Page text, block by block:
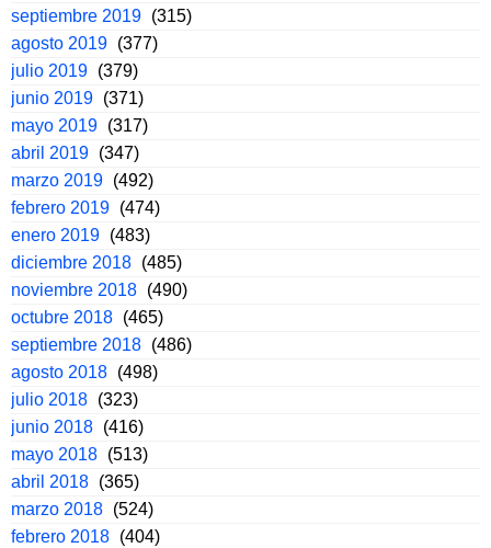
septiembre 2019 (315)
agosto 2019 (377)
julio 2019 (379)
junio 2019 (371)
mayo 2019 (317)
abril 2019 (347)
marzo 2019 (492)
febrero 2019 (474)
enero 2019 (483)
diciembre 2018 (485)
noviembre 2018 (490)
octubre 2018 (465)
septiembre 2018 (486)
agosto 2018 (498)
julio 2018 (323)
junio 2018 (416)
mayo 2018 (513)
abril 2018 (365)
marzo 2018 (524)
febrero 2018 (404)